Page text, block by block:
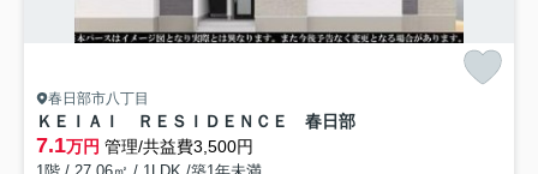
春日部市八丁目
ＫＥＩＡＩ ＲＥＳＩＤＥＮＣＥ 春日部
7.1万円 管理/共益費3,500円